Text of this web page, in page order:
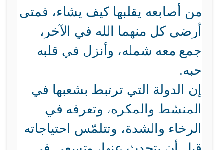
من أصابعه يقلبها كيف يشاء، فمتى
أرضى كل منهما الله في الآخر،
جمع معه شمله، وأنزل في قلبه
حبه.
إن الدولة التي ترتبط بشعبها في
المنشط والمكره، وتعرفه في
الرخاء والشدة، وتتلمّس احتياجاته